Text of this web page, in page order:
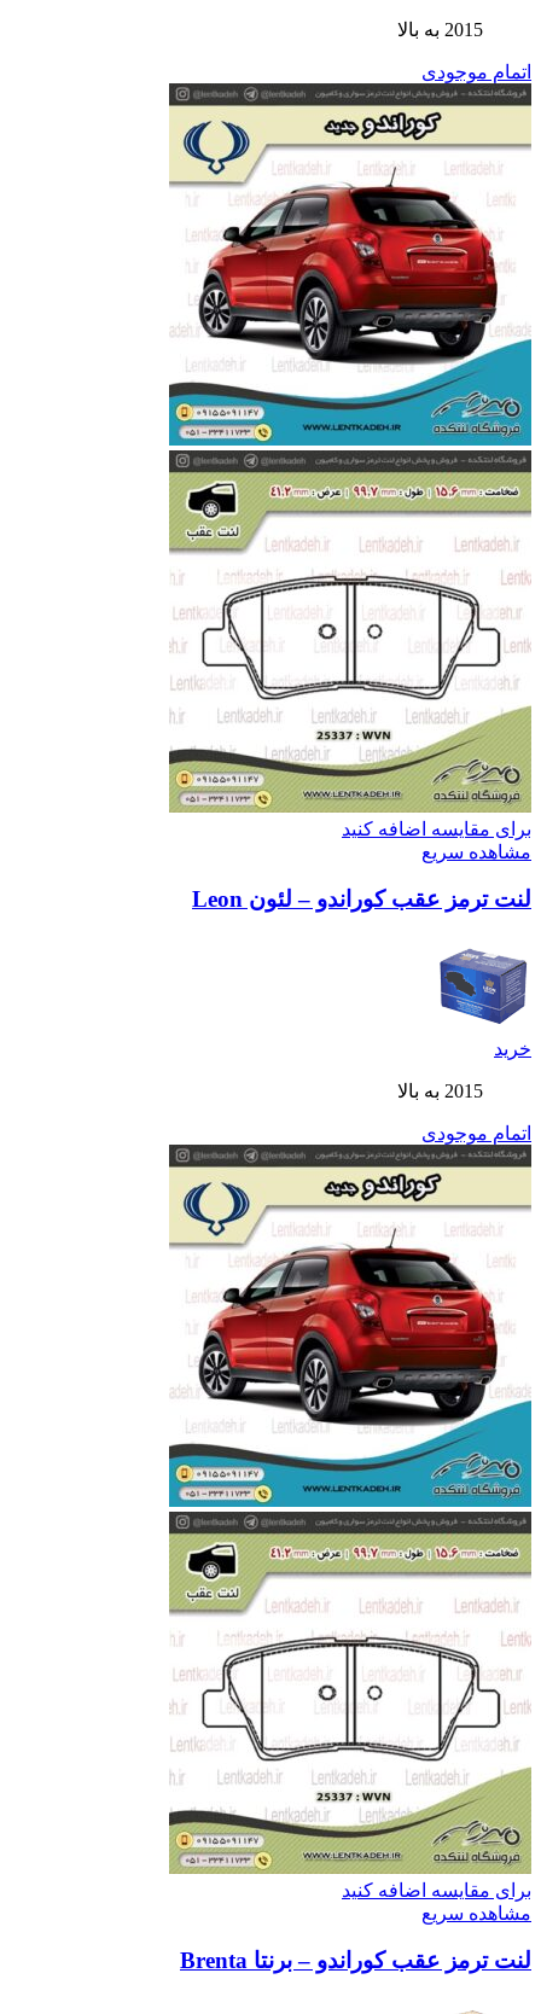
2015 به بالا
اتمام موجودی
برای مقایسه اضافه کنید
مشاهده سریع
لنت ترمز عقب کوراندو – لئون Leon
خرید
2015 به بالا
اتمام موجودی
برای مقایسه اضافه کنید
مشاهده سریع
لنت ترمز عقب کوراندو – برنتا Brenta